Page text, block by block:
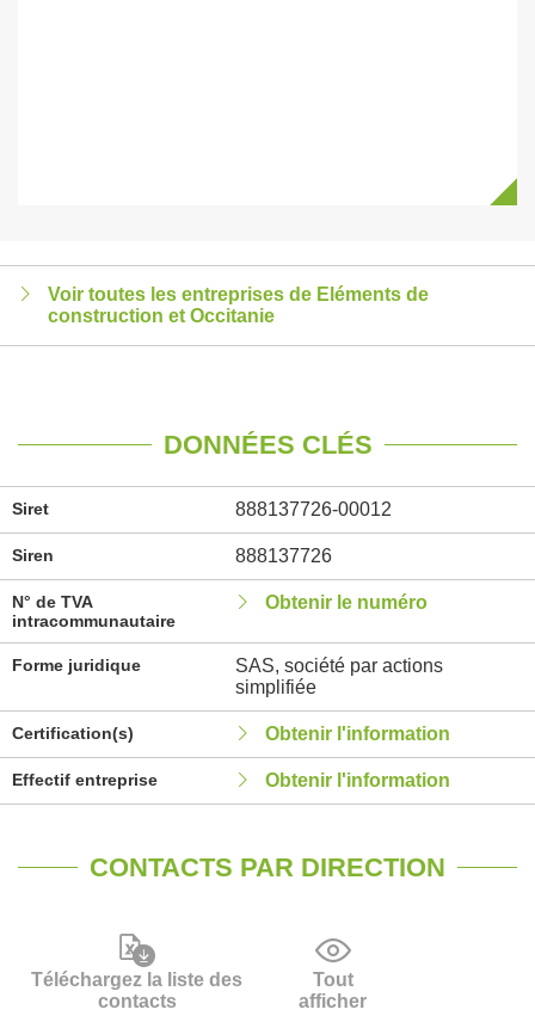
Voir toutes les entreprises de Eléments de
construction et Occitanie
DONNÉES CLÉS
Siret 888137726-00012
Siren 888137726
N° de TVA
intracommunautaire
Obtenir le numéro
Forme juridique
SAS, société par actions
simplifiée
Certification(s) Obtenir l'information
Effectif entreprise Obtenir l'information
CONTACTS PAR DIRECTION
Téléchargez la liste des
contacts
Tout
afficher